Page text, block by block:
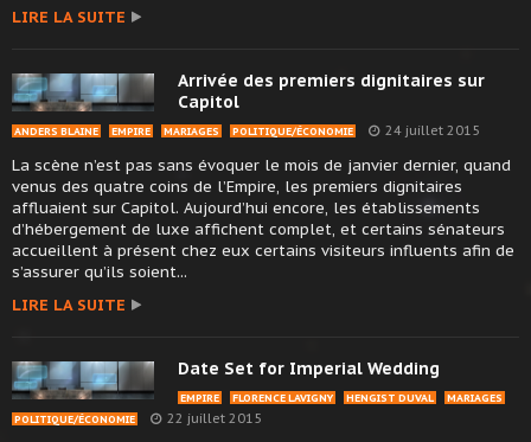
LIRE LA SUITE
Arrivée des premiers dignitaires sur
Capitol
ANDERS BLAINE EMPIRE MARIAGES POLITIQUE/ÉCONOMIE 24 juillet 2015
La scène n’est pas sans évoquer le mois de janvier dernier, quand
venus des quatre coins de l’Empire, les premiers dignitaires
affluaient sur Capitol. Aujourd’hui encore, les établissements
d’hébergement de luxe affichent complet, et certains sénateurs
accueillent à présent chez eux certains visiteurs influents afin de
s’assurer qu’ils soient...
LIRE LA SUITE
Date Set for Imperial Wedding
EMPIRE FLORENCE LAVIGNY HENGIST DUVAL
MARIAGES
POLITIQUE/ÉCONOMIE
22 juillet 2015